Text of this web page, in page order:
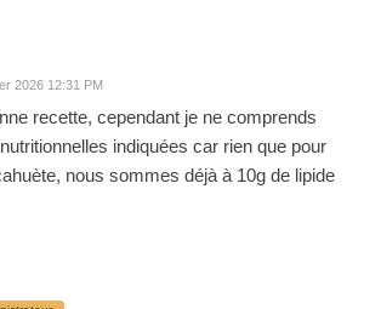
2026 12:31 PM
recette, cependant je ne comprends
indiquées car rien que pour
nous sommes déjà à 10g de lipide